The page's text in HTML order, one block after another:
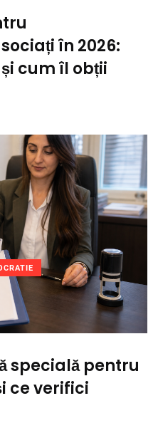
în 2026:
cum îl obții
specială pentru
ce verifici